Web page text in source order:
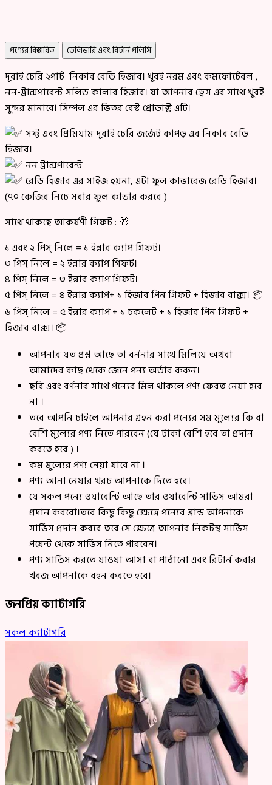
পণ্যের বিস্তারিত ডেলিভারি এবং রিটার্ন পলিসি
দুবাই চেরি ২পার্ট নিকাব রেডি হিজাব। খুবই নরম এবং কমফোর্টেবল ,
নন-ট্রান্সপারেন্ট সলিড কালার হিজাব। যা আপনার ড্রেস এর সাথে খুবই
সুন্দর মানাবে। সিম্পল এর ভিতর বেস্ট প্রোডাক্ট এটি।
সফ্ট এবং প্রিমিয়াম দুবাই চেরি জর্জেট কাপড় এর নিকাব রেডি
হিজাব।
নন ট্রান্সপারেন্ট
রেডি হিজাব এর সাইজ হয়না, এটা ফুল কাভারেজ রেডি হিজাব।
(৭০ কেজির নিচে সবার ফুল কাভার করবে )
সাথে থাকছে আকর্ষণী গিফট : 🎁
১ এবং ২ পিস্ নিলে = ১ ইন্নার ক্যাপ গিফট।
৩ পিস্ নিলে = ২ ইন্নার ক্যাপ গিফট।
৪ পিস্ নিলে = ৩ ইন্নার ক্যাপ গিফট।
৫ পিস্ নিলে = ৪ ইন্নার ক্যাপ+ ১ হিজাব পিন গিফট + হিজাব বাক্স। 📦
৬ পিস্ নিলে = ৫ ইন্নার ক্যাপ + ১ চকলেট + ১ হিজাব পিন গিফট +
হিজাব বাক্স। 📦
আপনার যত প্রশ্ন আছে তা বর্ননার সাথে মিলিয়ে অথবা
আমাদের কাছ থেকে জেনে পন্য অর্ডার করুন।
ছবি এবং বর্ণনার সাথে পন্যের মিল থাকলে পণ্য ফেরত নেয়া হবে
না ।
তবে আপনি চাইলে আপনার গ্রহন করা পন্যের সম মুল্যের কি বা
বেশি মুল্যের পণ্য নিতে পারবেন (যে টাকা বেশি হবে তা প্রদান
করতে হবে ) ।
কম মুল্যের পণ্য নেয়া যাবে না ।
পণ্য আনা নেয়ার খরচ আপনাকে দিতে হবে।
যে সকল পন্যে ওয়ারেন্টি আছে তার ওয়ারেন্টি সার্ভিস আমরা
প্রদান করবো।তবে কিছু কিছু ক্ষেত্রে পন্যের ব্রান্ড আপনাকে
সার্ভিস প্রদান করবে তবে সে ক্ষেত্রে আপনার নিকটস্থ সার্ভিস
পয়েন্ট থেকে সার্ভিস নিতে পারবেন।
পণ্য সার্ভিস করতে যাওয়া আসা বা পাঠানো এবং রিটার্ন করার
খরজ আপনাকে বহন করতে হবে।
জনপ্রিয় ক্যাটাগরি
সকল ক্যাটাগরি